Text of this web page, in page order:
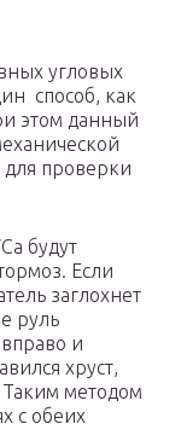
угловых
способ, как
этом данный
проверки
будут
Если
заглохнет
руль
и
хруст,
методом
с обеих